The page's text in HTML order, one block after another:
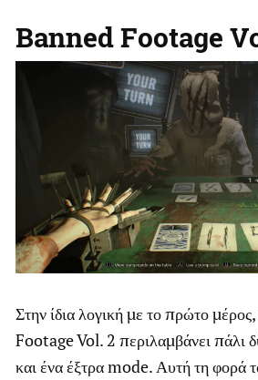
Banned Footage
Στην ίδια λογική με το πρώτο
Footage Vol. 2 περιλαμβάνει πάλι
και ένα έξτρα mode. Αυτή τη φορά